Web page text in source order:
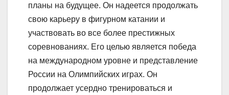
планы на будущее. Он надеется продолжать
свою карьеру в фигурном катании и
участвовать во все более престижных
соревнованиях. Его целью является победа
на международном уровне и представление
России на Олимпийских играх. Он
продолжает усердно тренироваться и